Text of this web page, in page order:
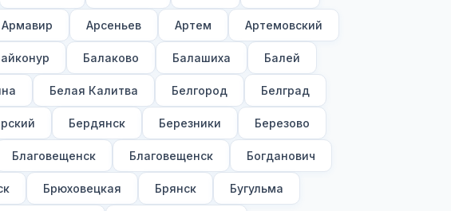
Армавир Арсеньев Артем Артемовский
Балаково Балашиха Балей
Белая Калитва Белгород Белград
Бердянск Березники Березово
Благовещенск Благовещенск Богданович
Брюховецкая Брянск Бугульма